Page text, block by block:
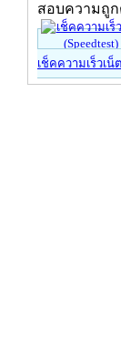
สอบความถู
เช็คความเร็วเน็ต